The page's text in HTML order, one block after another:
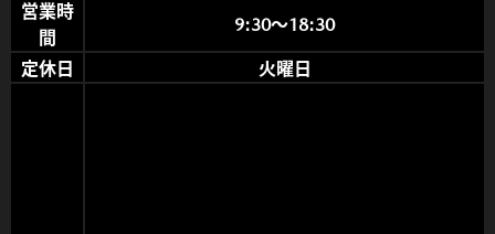
営業時
間
9:30〜18:30
定休日 火曜日